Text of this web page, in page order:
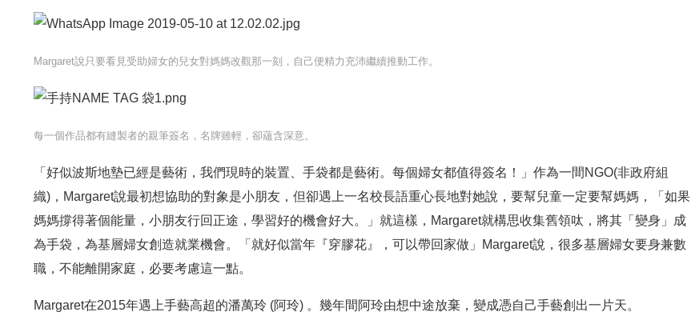
Margaret說只要看見受助婦女的兒女對媽媽改觀那一刻，自己便精力充沛繼續推動工作。
每一個作品都有縫製者的親筆簽名，名牌雖輕，卻蘊含深意。
「好似波斯地墊已經是藝術，我們現時的裝置、手袋都是藝術。每個婦女都值得簽名！」作為一間NGO(非政府組
織)，Margaret說最初想協助的對象是小朋友，但卻遇上一名校長語重心長地對她說，要幫兒童一定要幫媽媽，「如果
媽媽撐得著個能量，小朋友行回正途，學習好的機會好大。」就這樣，Margaret就構思收集舊領呔，將其「變身」成
為手袋，為基層婦女創造就業機會。「就好似當年『穿膠花』，可以帶回家做」Margaret說，很多基層婦女要身兼數
職，不能離開家庭，必要考慮這一點。
Margaret在2015年遇上手藝高超的潘萬玲 (阿玲) 。幾年間阿玲由想中途放棄，變成憑自己手藝創出一片天。